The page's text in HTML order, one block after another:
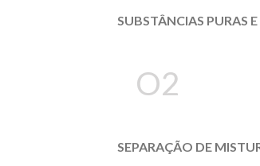
SUBSTÂNCIAS PURAS
O2
SEPARAÇÃO DE